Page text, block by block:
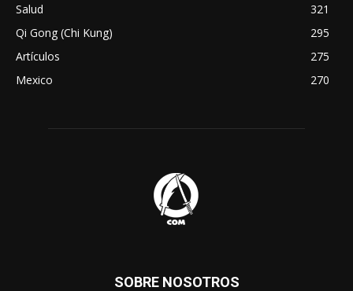
Salud
321
Qi Gong (Chi Kung)
295
Artículos
275
Mexico
270
SOBRE NOSOTROS